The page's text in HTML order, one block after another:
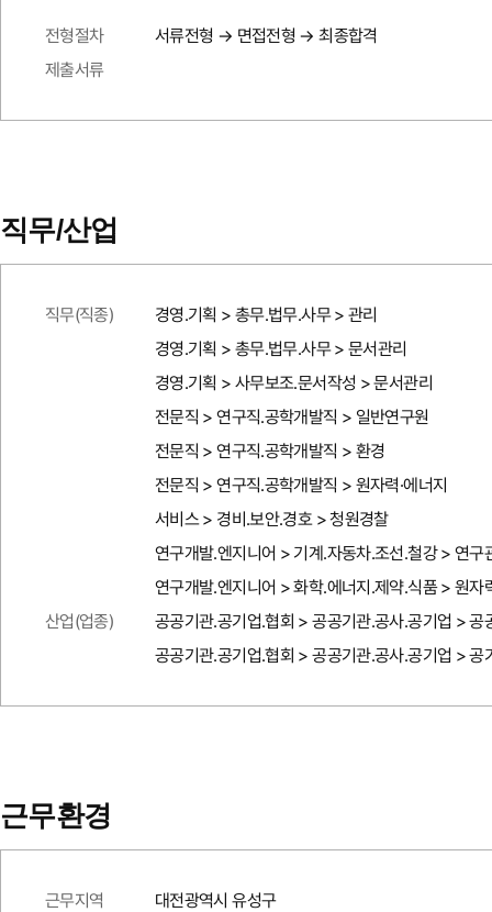
전형절차
서류전형 → 면접전형 → 최종합격
제출서류
직무/산업
직무(직종)
경영.기획 > 총무.법무.사무 > 관리
경영.기획 > 총무.법무.사무 > 문서관리
경영.기획 > 사무보조.문서작성 > 문서관리
전문직 > 연구직.공학개발직 > 일반연구원
전문직 > 연구직.공학개발직 > 환경
전문직 > 연구직.공학개발직 > 원자력·에너지
서비스 > 경비.보안.경호 > 청원경찰
연구개발.엔지니어 > 기계.자동차.조선.철강 > 연구
연구개발.엔지니어 > 화학.에너지.제약.식품 > 원자
산업(업종)
공공기관.공기업.협회 > 공공기관.공사.공기업 > 공
공공기관.공기업.협회 > 공공기관.공사.공기업 > 공
근무환경
근무지역 대전광역시 유성구